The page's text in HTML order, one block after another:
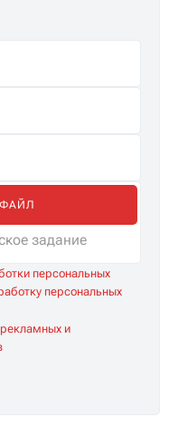
задание
персональных
персональных
рекламных и